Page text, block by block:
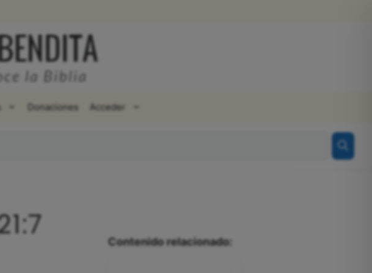
Donaciones Acceder
Contenido relacionado: